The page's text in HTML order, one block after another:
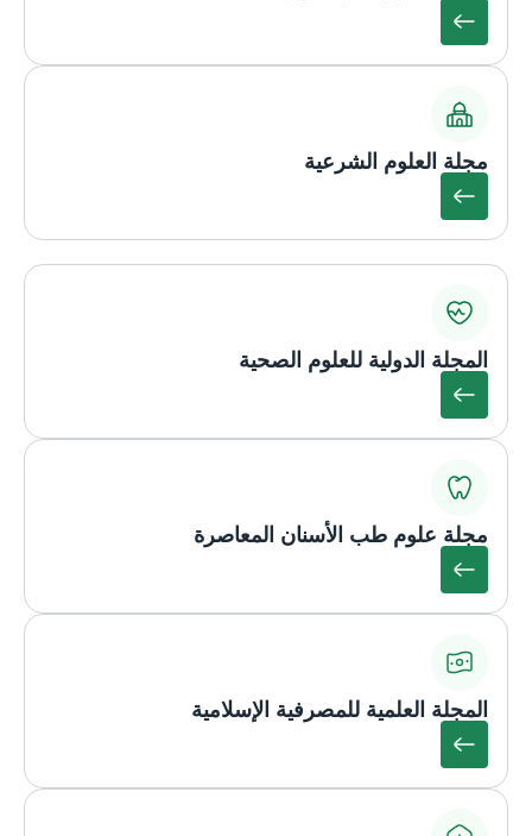
مجلة العلوم الشرعية
المجلة الدولية للعلوم الصحية
مجلة علوم طب الأسنان المعاصرة
المجلة العلمية للمصرفية الإسلامية